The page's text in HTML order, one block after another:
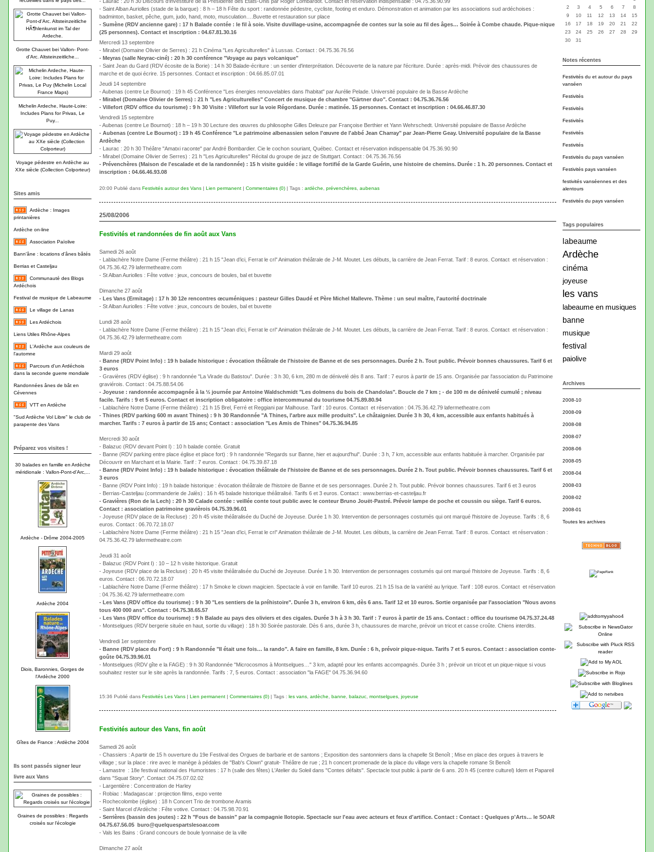
Grotte Chauvet bei Vallon- Pont-
d'Arc. Altsteinzeitliche...
Michelin Ardeche, Haute-Loire:
Includes Plans for Privas, Le
Puy...
Voyage pédestre en Ardèche au
XXe siècle (Collection Colporteur)
Sites amis
Ardèche : Images
printanières
Ardèche on-line
Association Païolive
Bann'âne : locations d'ânes bâtés
Berrias et Casteljau
Communauté des Blogs
Ardéchois
Festival de musique de Labeaume
Le village de Lanas
Les Ardéchois
Liens Utiles Rhône-Alpes
L'Ardèche aux couleurs de
l'automne
Parcours d'un Ardéchois
dans la seconde guerre mondiale
Randonnées ânes de bât en
Cévennes
VTT en Ardèche
"Sud Ardèche Vol Libre" le club de
parapente des Vans
Préparez vos visites !
30 balades en famille en Ardèche
méridionale : Vallon-Pont-d'Arc,...
Ardèche - Drôme 2004-2005
Ardèche 2004
Diois, Baronnies, Gorges de
l'Ardèche 2000
Gîtes de France : Ardèche 2004
Ils sont passés signer leur
livre aux Vans
Graines de possibles : Regards
croisés sur l'écologie
2
3 4 5 6 7
8
9
10 11 12 13 14
15
16
17 18 19 20 21
22
23
24 25 26 27 28
29
30
31
Notes récentes
Festivités du et autour du pays
vanséen
Festivités
Festivités
Festivités
Festivités
Festivités
Festivités du pays vanséen
Festivités pays vanséen
festivités vanséennes et des
alentours
Festivités du pays vanséen
Tags populaires
labeaume
Ardèche
cinéma
joyeuse
les vans
labeaume en musiques
banne
musique
festival
paiolive
Archives
2008-10
2008-09
2008-08
2008-07
2008-06
2008-05
2008-04
2008-03
2008-02
2008-01
Toutes les archives
- Saint Alban Auriolles (stade de la barque) : 8 h – 18 h Fête du sport : randonnée pédestre, cycliste, footing et enduro. Démonstration et animation par les associations sud ardéchoises :
badminton, basket, pêche, gum, judo, hand, moto, musculation….Buvette et restauration sur place
- Sumène (RDV ancienne gare) : 17 h Balade contée : le fil à soie. Visite duvillage-usine, accompagnée de contes sur la soie au fil des âges… Soirée à Combe chaude. Pique-nique
(25 personnes). Contact et inscription : 04.67.81.30.16
Mercredi 13 septembre
- Mirabel (Domaine Olivier de Serres) : 21 h Cinéma "Les Agriculturelles" à Lussas. Contact : 04.75.36.76.56
- Meyras (salle Neyrac-ciné) : 20 h 30 conférence "Voyage au pays volcanique"
- Saint Jean du Gard (RDV écosite de la Borie) : 14 h 30 Balade-écriture : un sentier d'interprétation. Découverte de la nature par l'écriture. Durée : après-midi. Prévoir des chaussures de
marche et de quoi écrire. 15 personnes. Contact et inscription : 04.66.85.07.01
Jeudi 14 septembre
- Aubenas (centre Le Bournot) : 19 h 45 Conférence "Les énergies renouvelables dans l'habitat" par Aurélie Pelade. Université populaire de la Basse Ardèche
- Mirabel (Domaine Olivier de Serres) : 21 h "Les Agriculturelles" Concert de musique de chambre "Gärtner duo". Contact : 04.75.36.76.56
- Villefort (RDV office du tourisme) : 9 h 30 Visite : Villefort sur la voie Régordane. Durée : matinée. 15 personnes. Contact et inscription : 04.66.46.87.30
Vendredi 15 septembre
- Aubenas (centre Le Bournot) : 18 h – 19 h 30 Lecture des œuvres du philosophe Gilles Deleuze par Françoise Berthier et Yann Wehrschedt. Université populaire de Basse Ardèche
- Aubenas (centre Le Bournot) : 19 h 45 Conférence "Le patrimoine albenassien selon l'œuvre de l'abbé Jean Charray" par Jean-Pierre Geay. Université populaire de la Basse
Ardèche
- Laurac : 20 h 30 Théâtre "Amatxi raconte" par André Bombardier. Cie le cochon souriant, Québec. Contact et réservation indispensable 04.75.36.90.90
- Mirabel (Domaine Olivier de Serres) : 21 h "Les Agriculturelles" Récital du groupe de jazz de Stuttgart. Contact : 04.75.36.76.56
- Prévenchères (Maison de l'escalade et de la randonnée) : 15 h visite guidée : le village fortifié de la Garde Guérin, une histoire de chemins. Durée : 1 h. 20 personnes. Contact et
inscription : 04.66.46.93.08
20:00 Publié dans Festivités autour des Vans | Lien permanent | Commentaires (0) | Tags : ardèche prévenchères aubenas
25/08/2006
Festivités et randonnées de fin août aux Vans
Samedi 26 août
- Lablachère Notre Dame (Ferme théâtre) : 21 h 15 "Jean d’ici, Ferrat le cri" Animation théâtrale de J-M. Moutet. Les débuts, la carrière de Jean Ferrat. Tarif : 8 euros. Contact et réservation :
04.75.36.42.79 lafermetheatre.com
- St Alban Auriolles : Fête votive : jeux, concours de boules, bal et buvette
Dimanche 27 août
- Les Vans (Ermitage) : 17 h 30 12e rencontres œcuméniques : pasteur Gilles Daudé et Père Michel Mallevre. Thème : un seul maître, l'autorité doctrinale
- St Alban Auriolles : Fête votive : jeux, concours de boules, bal et buvette
Lundi 28 août
- Lablachère Notre Dame (Ferme théâtre) : 21 h 15 "Jean d’ici, Ferrat le cri" Animation théâtrale de J-M. Moutet. Les débuts, la carrière de Jean Ferrat. Tarif : 8 euros. Contact et réservation :
04.75.36.42.79 lafermetheatre.com
Mardi 29 août
- Banne (RDV Point Info) : 19 h balade historique : évocation théâtrale de l'histoire de Banne et de ses personnages. Durée 2 h. Tout public. Prévoir bonnes chaussures. Tarif 6 et
3 euros
- Gravières (RDV église) : 9 h randonnée "La Virade du Batistou". Durée : 3 h 30, 6 km, 280 m de dénivelé dès 8 ans. Tarif : 7 euros à partir de 15 ans. Organisée par l'association du Patrimoine
graviérois. Contact : 04.75.88.54.06
- Joyeuse : randonnée accompagnée à la ½ journée par Antoine Waldschmidt "Les dolmens du bois de Chandolas". Boucle de 7 km ; - de 100 m de dénivelé cumulé ; niveau
facile. Tarifs : 9 et 5 euros. Contact et inscription obligatoire : office intercommunal du tourisme 04.75.89.80.94
- Lablachère Notre Dame (Ferme théâtre) : 21 h 15 Brel, Ferré et Reggiani par Malhouse. Tarif : 10 euros. Contact et réservation : 04.75.36.42.79 lafermetheatre.com
- Thines (RDV parking 600 m avant Thines) : 9 h 30 Randonnée "A Thines, l'arbre aux mille produits". Le châtaignier. Durée 3 h 30, 4 km, accessible aux enfants habitués à
marcher. Tarifs : 7 euros à partir de 15 ans; Contact : association "Les Amis de Thines" 04.75.36.94.85
Mercredi 30 août
- Balazuc (RDV devant Point I) : 10 h balade contée. Gratuit
- Banne (RDV parking entre place église et place fort) : 9 h randonnée "Regards sur Banne, hier et aujourd'hui". Durée : 3 h, 7 km, accessible aux enfants habituée à marcher. Organisée par
Découvrir en Marchant et la Mairie. Tarif : 7 euros. Contact : 04.75.39.87.18
- Banne (RDV Point Info) : 19 h balade historique : évocation théâtrale de l'histoire de Banne et de ses personnages. Durée 2 h. Tout public. Prévoir bonnes chaussures. Tarif 6 et
3 euros
- Banne (RDV Point Info) : 19 h balade historique : évocation théâtrale de l'histoire de Banne et de ses personnages. Durée 2 h. Tout public. Prévoir bonnes chaussures. Tarif 6 et 3 euros
- Berrias-Casteljau (commanderie de Jalès) : 16 h 45 balade historique théâtralisé. Tarifs 6 et 3 euros. Contact : www.berrias-et-casteljau.fr
- Gravières (Ron de la Lech) : 20 h 30 Calade contée : veillée conte tout public avec le conteur Bruno Jouët-Pastré. Prévoir lampe de poche et coussin ou siège. Tarif 6 euros.
Contact : association patrimoine gravièrois 04.75.39.96.01
- Joyeuse (RDV place de la Recluse) : 20 h 45 visite théâtralisée du Duché de Joyeuse. Durée 1 h 30. Intervention de personnages costumés qui ont marqué l'histoire de Joyeuse. Tarifs : 8, 6
euros. Contact : 06.70.72.18.07
- Lablachère Notre Dame (Ferme théâtre) : 21 h 15 "Jean d’ici, Ferrat le cri" Animation théâtrale de J-M. Moutet. Les débuts, la carrière de Jean Ferrat. Tarif : 8 euros. Contact et réservation :
04.75.36.42.79 lafermetheatre.com
Jeudi 31 août
- Balazuc (RDV Point I) : 10 – 12 h visite historique. Gratuit
- Joyeuse (RDV place de la Recluse) : 20 h 45 visite théâtralisée du Duché de Joyeuse. Durée 1 h 30. Intervention de personnages costumés qui ont marqué l'histoire de Joyeuse. Tarifs : 8, 6
euros. Contact : 06.70.72.18.07
- Lablachère Notre Dame (Ferme théâtre) : 17 h Smoke le clown magicien. Spectacle à voir en famille. Tarif 10 euros. 21 h 15 Isa de la variété au lyrique. Tarif : 108 euros. Contact et réservation
: 04.75.36.42.79 lafermetheatre.com
- Les Vans (RDV office du tourisme) : 9 h 30 "Les sentiers de la préhistoire". Durée 3 h, environ 6 km, dès 6 ans. Tarif 12 et 10 euros. Sortie organisée par l’association "Nous avons
tous 400 000 ans". Contact : 04.75.38.65.57
- Les Vans (RDV office du tourisme) : 9 h Balade au pays des oliviers et des cigales. Durée 3 h à 3 h 30. Tarif : 7 euros à partir de 15 ans. Contact : office du tourisme 04.75.37.24.48
- Montselgues (RDV bergerie située en haut, sortie du village) : 18 h 30 Soirée pastorale. Dès 6 ans, durée 3 h, chaussures de marche, prévoir un tricot et casse croûte. Chiens interdits.
Vendredi 1er septembre
- Banne (RDV place du Fort) : 9 h Randonnée "Il était une fois… la rando". A faire en famille, 8 km. Durée : 6 h, prévoir pique-nique. Tarifs 7 et 5 euros. Contact : association conte-
goûte 04.75.39.96.01
- Montselgues (RDV gîte e la FAGE) : 9 h 30 Randonnée "Microcosmos à Montselgues…" 3 km, adapté pour les enfants accompagnés. Durée 3 h ; prévoir un tricot et un pique-nique si vous
souhaitez rester sur le site après la randonnée. Tarifs : 7, 5 euros. Contact : association "la FAGE" 04.75.36.94.60
15:36 Publié dans Festivités Les Vans | Lien permanent | Commentaires (0) | Tags : les vans ardèche banne balazuc montselgues joyeuse
Festivités autour des Vans, fin août
Samedi 26 août
- Chassiers : A partir de 15 h ouverture du 19e Festival des Orgues de barbarie et de santons ; Exposition des santonniers dans la chapelle St Benoît ; Mise en place des orgues à travers le
village ; sur la place : rire avec le manège à pédales de "Bab's Clown" gratuit- Théâtre de rue ; 21 h concert promenade de la place du village vers la chapelle romane St Benoît
- Lamastre : 18e festival national des Humoristes : 17 h (salle des fêtes) L'Atelier du Soleil dans "Contes défaits". Spectacle tout public à partir de 6 ans. 20 h 45 (centre culturel) Idem et Papareil
dans "Squat Story". Contact :04.75.07.02.02
- Largentière : Concentration de Harley
- Robiac : Madagascar : projection films, expo vente
- Rochecolombe (église) : 18 h Concert Trio de trombone Aramis
- Saint Marcel d'Ardèche : Fête votive. Contact : 04.75.98.70.91
- Serrières (bassin des joutes) : 22 h "Fous de bassin" par la compagnie Ilotopie. Spectacle sur l'eau avec acteurs et feux d'artifice. Contact : Contact : Quelques p'Arts… le SOAR
04.75.67.56.05 buro@quelquespartslesoar.com
- Vals les Bains : Grand concours de boule lyonnaise de la ville
Dimanche 27 août